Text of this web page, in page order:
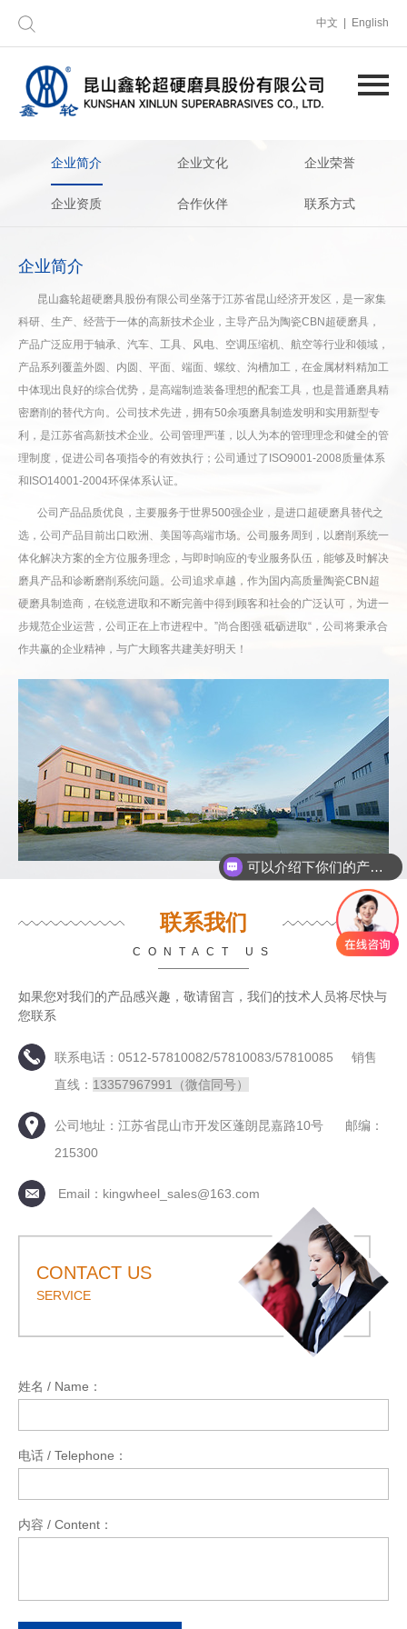
中文 | English
企业简介 企业文化 企业荣誉
企业资质 合作伙伴 联系方式
企业简介
昆山鑫轮超硬磨具股份有限公司坐落于江苏省昆山经济开发区，是一家集
科研、生产、经营于一体的高新技术企业，主导产品为陶瓷CBN超硬磨具，
产品广泛应用于轴承、汽车、工具、风电、空调压缩机、航空等行业和领域，
产品系列覆盖外圆、内圆、平面、端面、螺纹、沟槽加工，在金属材料精加工
中体现出良好的综合优势，是高端制造装备理想的配套工具，也是普通磨具精
密磨削的替代方向。公司技术先进，拥有50余项磨具制造发明和实用新型专
利，是江苏省高新技术企业。公司管理严谨，以人为本的管理理念和健全的管
理制度，促进公司各项指令的有效执行；公司通过了ISO9001-2008质量体系
和ISO14001-2004环保体系认证。
公司产品品质优良，主要服务于世界500强企业，是进口超硬磨具替代之
选，公司产品目前出口欧洲、美国等高端市场。公司服务周到，以磨削系统一
体化解决方案的全方位服务理念，与即时响应的专业服务队伍，能够及时解决
磨具产品和诊断磨削系统问题。公司追求卓越，作为国内高质量陶瓷CBN超
硬磨具制造商，在锐意进取和不断完善中得到顾客和社会的广泛认可，为进一
步规范企业运营，公司正在上市进程中。”尚合图强 砥砺进取“，公司将秉承合
作共赢的企业精神，与广大顾客共建美好明天！
联系我们
CONTACT US
如果您对我们的产品感兴趣，敬请留言，我们的技术人员将尽快与
您联系
联系电话：0512-57810082/57810083/57810085 销售
直线： 13357967991（微信同号）
公司地址：江苏省昆山市开发区蓬朗昆嘉路10号 邮编：
215300
Email：kingwheel_sales@163.com
CONTACT US
SERVICE
姓名 / Name：
电话 / Telephone：
内容 / Content：
可以介绍下你们的产品么